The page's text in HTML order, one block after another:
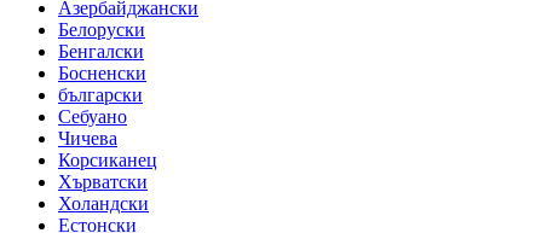
Азербайджански
Белоруски
Бенгалски
Босненски
български
Себуано
Чичева
Корсиканец
Хърватски
Холандски
Естонски